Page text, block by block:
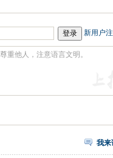
新用户
我来